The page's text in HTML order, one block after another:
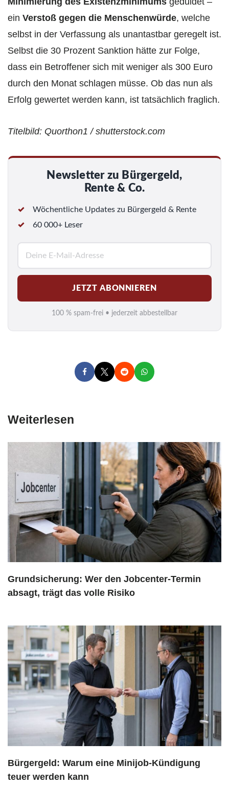
ein Verstoß gegen die Menschenwürde, welche
selbst in der Verfassung als unantastbar geregelt ist.
Selbst die 30 Prozent Sanktion hätte zur Folge,
dass ein Betroffener sich mit weniger als 300 Euro
durch den Monat schlagen müsse. Ob das nun als
Erfolg gewertet werden kann, ist tatsächlich fraglich.
Titelbild: Quorthon1 / shutterstock.com
Newsletter zu Bürgergeld,
Rente & Co.
Wöchentliche Updates zu Bürgergeld & Rente
60 000+ Leser
M
a
i
l
*
JETZT ABONNIEREN
100 % spam-frei • jederzeit abbestellbar
Weiterlesen
Grundsicherung: Wer den Jobcenter-Termin
absagt, trägt das volle Risiko
Bürgergeld: Warum eine Minijob-Kündigung
teuer werden kann